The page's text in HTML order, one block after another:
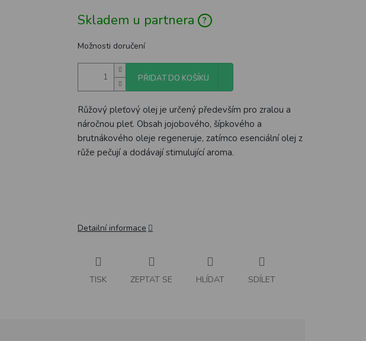
cena:
Skladem u partnera
Možnosti doručení
PŘIDAT DO KOŠÍKU
Růžový pleťový olej je určený především pro zralou a
náročnou pleť. Obsah jojobového, šípkového a
brutnákového oleje regeneruje, zatímco esenciální olej z
růže pečují a dodávají stimulující aroma.
Detailní informace
TISK ZEPTAT SE HLÍDAT SDÍLET